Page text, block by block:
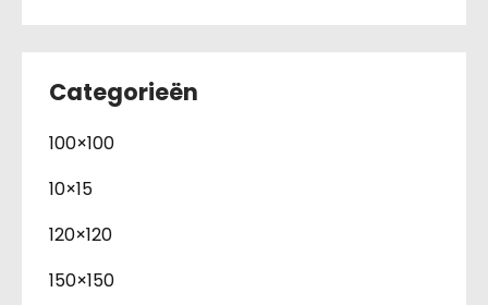
Categorieën
100×100
10×15
120×120
150×150